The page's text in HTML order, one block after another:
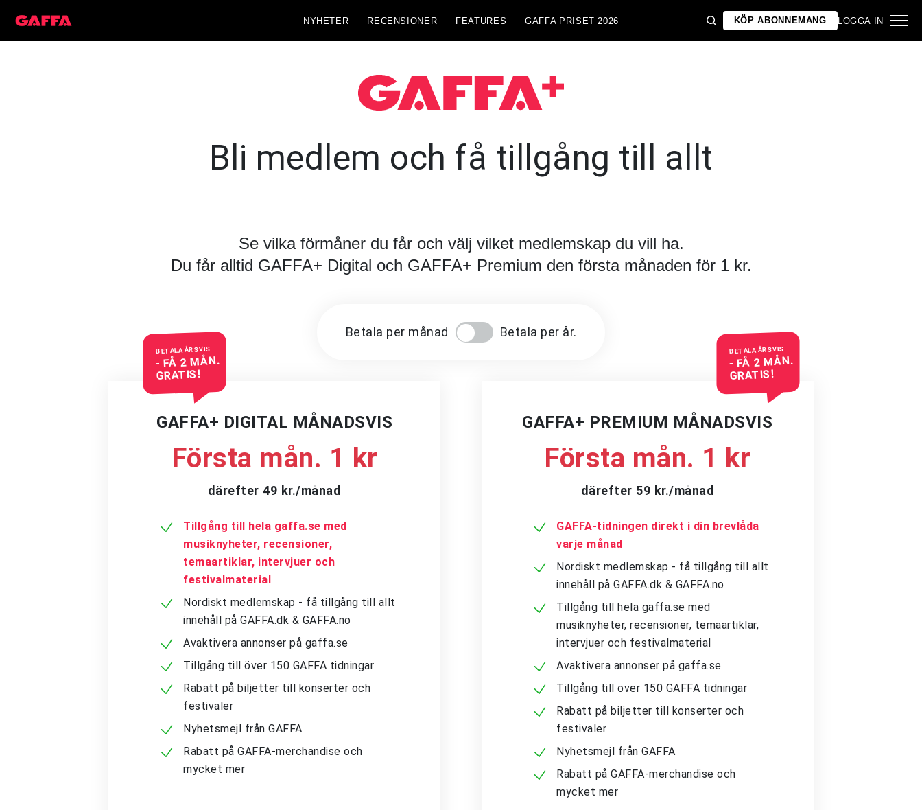
NYHETER RECENSIONER FEATURES GAFFA PRISET 2026 KÖP ABONNEMANG LOGGA IN
Bli medlem och få tillgång till allt
Se vilka förmåner du får och välj vilket medlemskap du vill ha.
Du får alltid GAFFA+ Digital och GAFFA+ Premium den första månaden för 1 kr.
Betala per månad Betala per år.
BETALA ÅRSVIS
- FÅ 2 MÅN.
GRATIS!
GAFFA+ DIGITAL MÅNADSVIS
Första mån. 1 kr
därefter 49 kr./månad
Tillgång till hela gaffa.se med
musiknyheter, recensioner,
temaartiklar, intervjuer och
festivalmaterial
Nordiskt medlemskap - få tillgång till allt
innehåll på GAFFA.dk & GAFFA.no
Avaktivera annonser på gaffa.se
Tillgång till över 150 GAFFA tidningar
Rabatt på biljetter till konserter och
festivaler
Nyhetsmejl från GAFFA
Rabatt på GAFFA-merchandise och
mycket mer
BETALA ÅRSVIS
- FÅ 2 MÅN.
GRATIS!
GAFFA+ PREMIUM MÅNADSVIS
Första mån. 1 kr
därefter 59 kr./månad
GAFFA-tidningen direkt i din brevlåda
varje månad
Nordiskt medlemskap - få tillgång till allt
innehåll på GAFFA.dk & GAFFA.no
Tillgång till hela gaffa.se med
musiknyheter, recensioner, temaartiklar,
intervjuer och festivalmaterial
Avaktivera annonser på gaffa.se
Tillgång till över 150 GAFFA tidningar
Rabatt på biljetter till konserter och
festivaler
Nyhetsmejl från GAFFA
Rabatt på GAFFA-merchandise och
mycket mer